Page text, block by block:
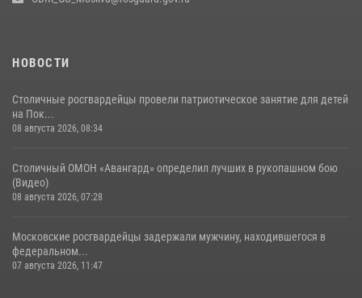
НОВОСТИ
Столичные росгвардейцы провели патриотическое занятие для детей
на Пок...
08 августа 2026, 08:34
Столичный ОМОН «Авангард» определил лучших в рукопашном бою
(Видео)
08 августа 2026, 07:28
Московские росгвардейцы задержали мужчину, находившегося в
федеральном...
07 августа 2026, 11:47